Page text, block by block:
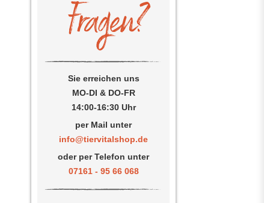
Sie erreichen uns
MO-DI & DO-FR
14:00-16:30 Uhr
per Mail unter
info@tiervitalshop.de
oder per Telefon unter
07161 - 95 66 068